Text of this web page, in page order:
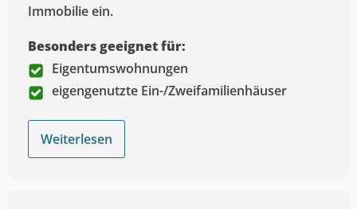
Immobilie ein.
Besonders geeignet für:
Eigentumswohnungen
eigengenutzte Ein-/Zweifamilienhäuser
Weiterlesen